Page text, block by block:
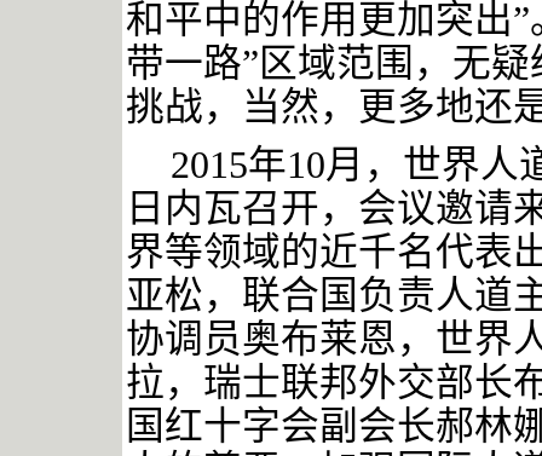
和平中的作用更加突出”
带一路”区域范围，无
挑战，当然，更多地还
2015年10月，世界
日内瓦召开，会议邀请
界等领域的近千名代表
亚松，联合国负责人道
协调员奥布莱恩，世界
拉，瑞士联邦外交部长
国红十字会副会长郝林